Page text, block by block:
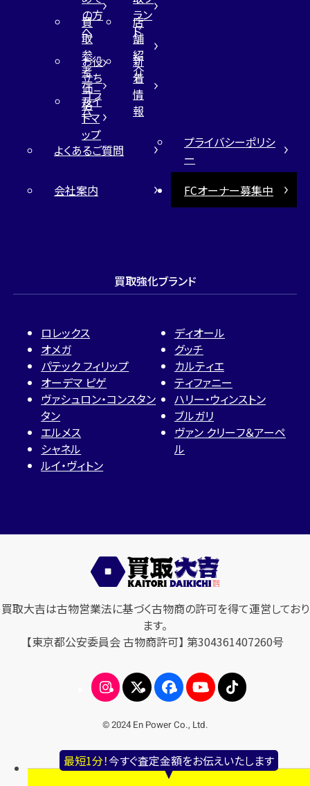
最短1分！今すぐ査定金額をお伝えいたします
の方
へ
ラン
ド
買
取
参
考
価
格
店
舗
紹
介
お役
立ち
コラ
ム
新
着
情
報
サイ
トマ
ップ
よくあるご質問
プライバシーポリシ
ー
会社案内
FCオーナー募集中
買取強化ブランド
ロレックス
オメガ
パテック フィリップ
オーデマ ピゲ
ヴァシュロン・コンスタン
タン
エルメス
シャネル
ルイ・ヴィトン
ディオール
グッチ
カルティエ
ティファニー
ハリー・ウィンストン
ブルガリ
ヴァン クリーフ＆アーペ
ル
買取大吉は古物営業法に基づく古物商の許可を得て運営しており
ます。
【東京都公安委員会 古物商許可】 第304361407260号
© 2024 En Power Co., Ltd.